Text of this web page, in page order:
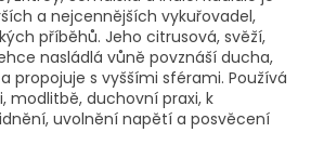
a nejcennějších vykuřovadel,
příběhů. Jeho citrusová, svěží,
nasládlá vůně povznáší ducha,
propojuje s vyššími sférami. Používá
modlitbě, duchovní praxi, k
uvolnění napětí a posvěcení